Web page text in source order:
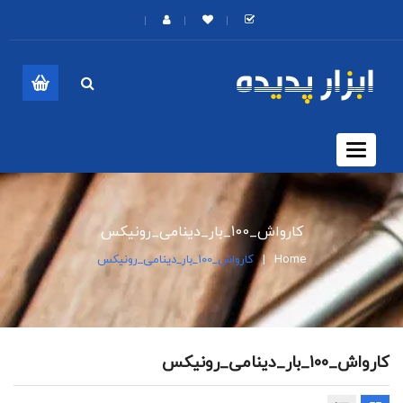
Toggle
navigation
کارواش_100_بار_دینامی_رونیکس
Home کارواش_100_بار_دینامی_رونیکس
کارواش_100_بار_دینامی_رونیکس